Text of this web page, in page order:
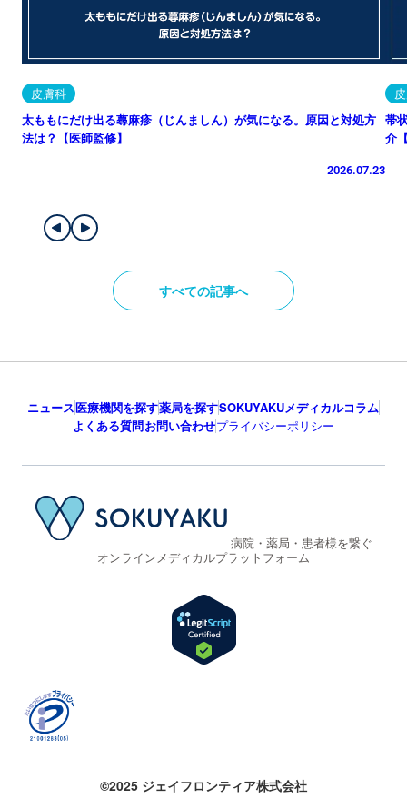
皮膚科
太ももにだけ出る蕁麻疹（じんましん）が気になる。原因と対処方
法は？【医師監修】
2026.07.23
帯
介
すべての記事へ
ニュース医療機関を探す薬局を探すSOKUYAKUメディカルコラム
よくある質問お問い合わせプライバシーポリシー
病院・薬局・患者様を繋ぐ
オンラインメディカルプラットフォーム
©2025 ジェイフロンティア株式会社